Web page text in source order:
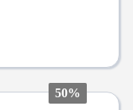
50%